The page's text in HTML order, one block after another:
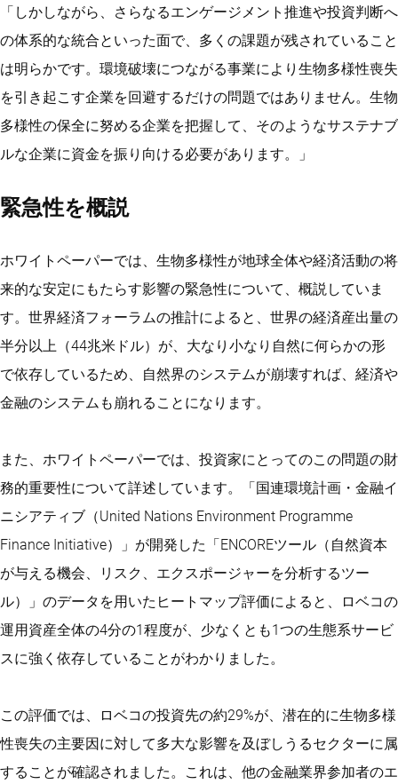
「しかしながら、さらなるエンゲージメント推進や投資判断へ
の体系的な統合といった面で、多くの課題が残されていること
は明らかです。環境破壊につながる事業により生物多様性喪失
を引き起こす企業を回避するだけの問題ではありません。生物
多様性の保全に努める企業を把握して、そのようなサステナブ
ルな企業に資金を振り向ける必要があります。」
緊急性を概説
ホワイトペーパーでは、生物多様性が地球全体や経済活動の将
来的な安定にもたらす影響の緊急性について、概説していま
す。世界経済フォーラムの推計によると、世界の経済産出量の
半分以上（44兆米ドル）が、大なり小なり自然に何らかの形
で依存しているため、自然界のシステムが崩壊すれば、経済や
金融のシステムも崩れることになります。
また、ホワイトペーパーでは、投資家にとってのこの問題の財
務的重要性について詳述しています。「国連環境計画・金融イ
ニシアティブ（United Nations Environment Programme
Finance Initiative）」が開発した「ENCOREツール（自然資本
が与える機会、リスク、エクスポージャーを分析するツー
ル）」のデータを用いたヒートマップ評価によると、ロベコの
運用資産全体の4分の1程度が、少なくとも1つの生態系サービ
スに強く依存していることがわかりました。
この評価では、ロベコの投資先の約29%が、潜在的に生物多様
性喪失の主要因に対して多大な影響を及ぼしうるセクターに属
することが確認されました。これは、他の金融業界参加者のエ